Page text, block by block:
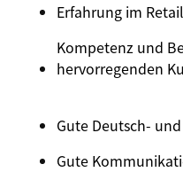
Erfahrung im
Kompetenz und
hervorregenden
Gute Deutsch- und
Gute